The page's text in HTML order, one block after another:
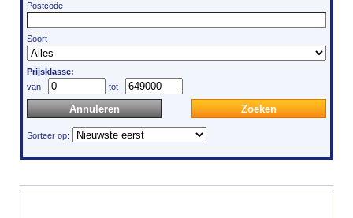
Postcode
Soort
Prijsklasse:
Annuleren